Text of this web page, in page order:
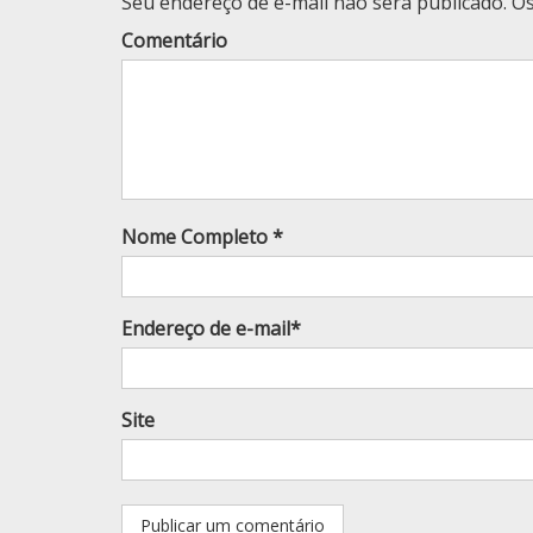
Comentário
Nome Completo *
Endereço de e-mail*
Site